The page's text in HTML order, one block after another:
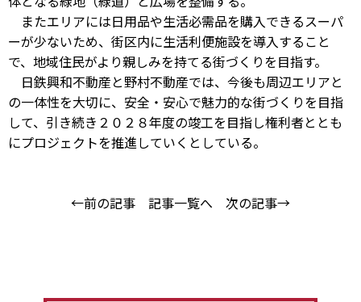
またエリアには日用品や生活必需品を購入できるスーパ
ーが少ないため、街区内に生活利便施設を導入すること
で、地域住民がより親しみを持てる街づくりを目指す。
日鉄興和不動産と野村不動産では、今後も周辺エリアと
の一体性を大切に、安全・安心で魅力的な街づくりを目指
して、引き続き２０２８年度の竣工を目指し権利者ととも
にプロジェクトを推進していくとしている。
←前の記事 記事一覧へ 次の記事→